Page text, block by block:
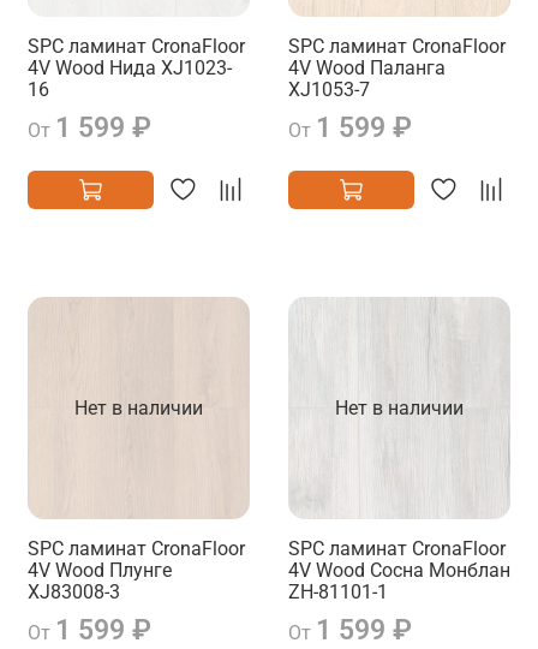
SPC ламинат CronaFloor
4V Wood Нида XJ1023-
16
От 1 599 ₽
SPC ламинат CronaFloor
4V Wood Паланга
XJ1053-7
От 1 599 ₽
Нет в наличии
SPC ламинат CronaFloor
4V Wood Плунге
XJ83008-3
От 1 599 ₽
Нет в наличии
SPC ламинат CronaFloor
4V Wood Сосна Монблан
ZH-81101-1
От 1 599 ₽